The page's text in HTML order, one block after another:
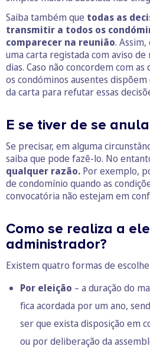
Saiba também que todas as
transmitir a todos os
comparecer na reunião.
uma carta registada com aviso
dias. Caso não concordem com
os condóminos ausentes
da carta para refutar essas
E se tiver de se
Se precisar, em alguma
saiba que pode fazê-lo. No
qualquer razão. Por exemplo,
de condomínio quando as
convocatória não estejam em
Como se realiza a
administrador?
Existem quatro formas de
Por eleição – a duração do
fica acordada por um ano,
ser que exista disposição em
ou por deliberação da